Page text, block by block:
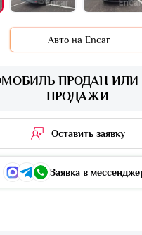
ПРОДАН ИЛИ
ПРОДАЖИ
Оставить заявку
Заявка в
Авто на Encar